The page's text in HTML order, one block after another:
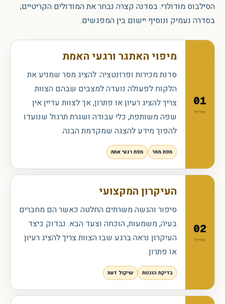
הסילבוס מודולרי. בסדנה קצרה נבחר את המודולים הקריטיים;
בסדרה נעמיק ונוסיף יישום בין המפגשים.
01
מודול
מיפוי האתגר ורגעי האמת
סדנת מכירות ופרזנטציה: להציג מסר שמניע את
הלקוח לפעולה נועדה למצבים שבהם הצוות
צריך להציג רעיון או פתרון, אך לצוות עדיין אין
שפה משותפת, כלי עבודה ושגרת תרגול שנועדו
להפוך מידע להצגה שמקדמת הבנה.
מפת מסר מפת רגעי אמת
02
מודול
העיקרון המקצועי
סיפור והגשה משרתים החלטה כאשר הם מחברים
בעיה, משמעות, הוכחה וצעד הבא. נבדוק כיצד
העיקרון נראה ברגע שבו הצוות צריך להציג רעיון
או פתרון.
בדיקת הוגנות שיקול דעת